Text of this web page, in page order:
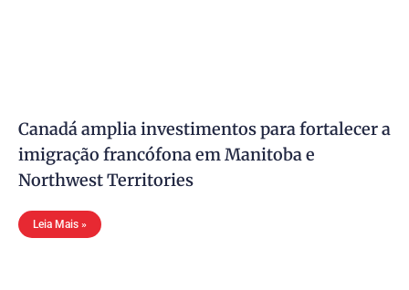
Canadá amplia investimentos para fortalecer a
imigração francófona em Manitoba e
Northwest Territories
Leia Mais »